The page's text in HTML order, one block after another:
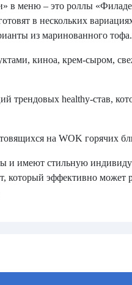
в меню – это роллы
в нескольких
из маринованного тофа.
киноа, крем-сыром,
трендовых healthy-став,
на WOK горячих
и имеют стильную
который эффективно может